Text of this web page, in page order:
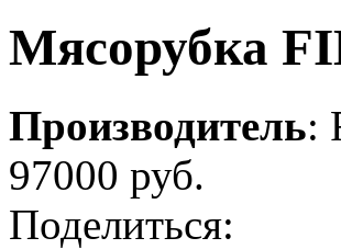
Мясорубка
Производитель:
97000 руб.
Поделиться: